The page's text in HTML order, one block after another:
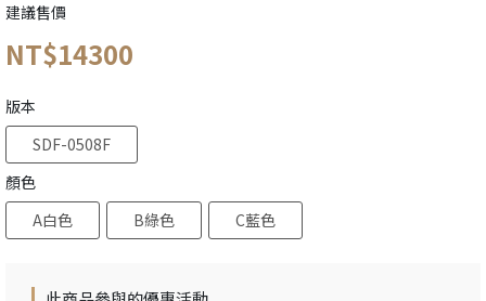
建議售價
NT$14300
版本
SDF-0508F
顏色
A白色
B綠色 C藍色